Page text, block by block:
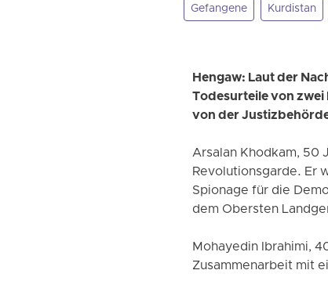
Gefangene Kurdistan
Hengaw: Laut der
Todesurteile von
von der
Arsalan Khodkam, 50
Revolutionsgarde. Er
Spionage für die
dem Obersten
Mohayedin Ibrahimi,
Zusammenarbeit mit